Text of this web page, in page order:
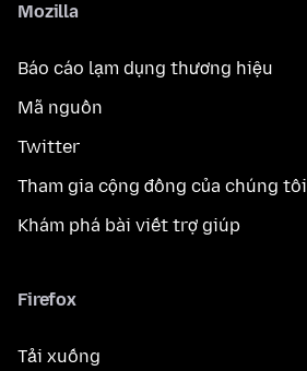
Mozilla
Báo cáo lạm dụng thương hiệu
Mã nguồn
Twitter
Tham gia cộng đồng của chúng tôi
Khám phá bài viết trợ giúp
Firefox
Tải xuống